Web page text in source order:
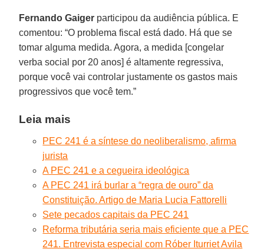
Fernando Gaiger participou da audiência pública. E
comentou: “O problema fiscal está dado. Há que se
tomar alguma medida. Agora, a medida [congelar
verba social por 20 anos] é altamente regressiva,
porque você vai controlar justamente os gastos mais
progressivos que você tem.”
Leia mais
PEC 241 é a síntese do neoliberalismo, afirma
jurista
A PEC 241 e a cegueira ideológica
A PEC 241 irá burlar a “regra de ouro” da
Constituição. Artigo de Maria Lucia Fattorelli
Sete pecados capitais da PEC 241
Reforma tributária seria mais eficiente que a PEC
241. Entrevista especial com Róber Iturriet Avila